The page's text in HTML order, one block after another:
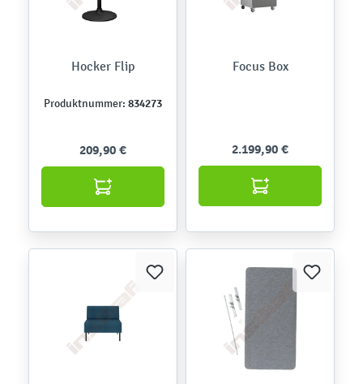
Hocker Flip
Produktnummer: 834273
209,90 €
Focus Box
2.199,90 €